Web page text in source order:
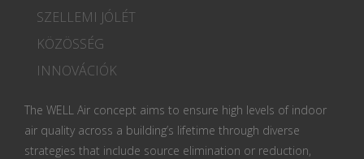
SZELLEMI JÓLÉT
KÖZÖSSÉG
INNOVÁCIÓK
The WELL Air concept aims to ensure high levels of indoor
air quality across a building’s lifetime through diverse
strategies that include source elimination or reduction,